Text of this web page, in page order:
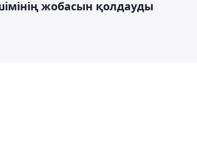
жобасын қолдауды